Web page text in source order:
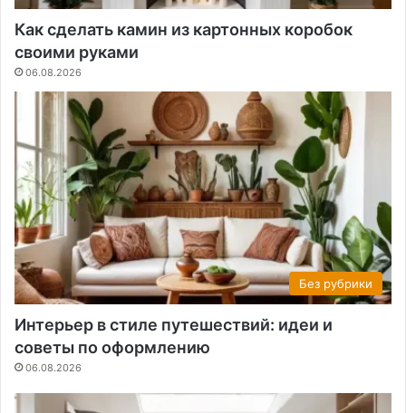
Как сделать камин из картонных коробок
своими руками
06.08.2026
Без рубрики
Интерьер в стиле путешествий: идеи и
советы по оформлению
06.08.2026